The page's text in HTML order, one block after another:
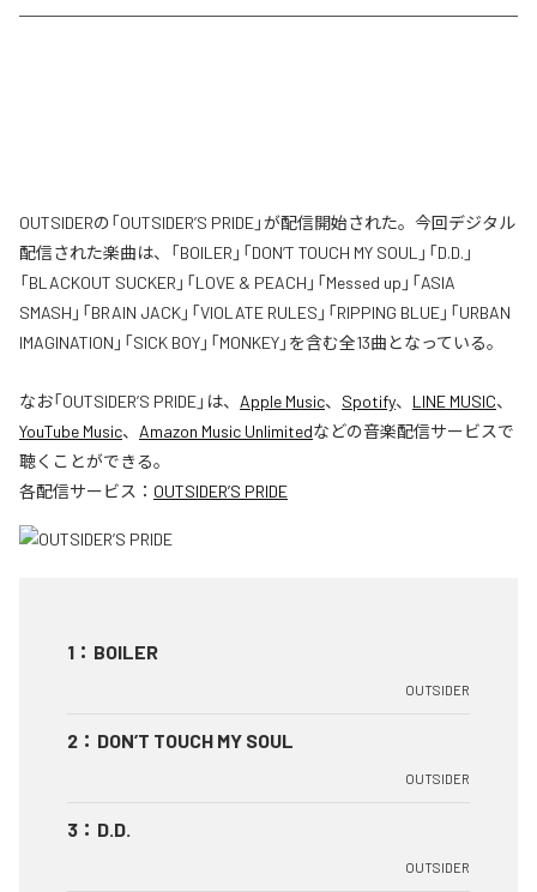
OUTSIDERの「OUTSIDER’S PRIDE」が配信開始された。今回デジタル
配信された楽曲は、「BOILER」「DON’T TOUCH MY SOUL」「D.D.」
「BLACKOUT SUCKER」「LOVE & PEACH」「Messed up」「ASIA
SMASH」「BRAIN JACK」「VIOLATE RULES」「RIPPING BLUE」「URBAN
IMAGINATION」「SICK BOY」「MONKEY」を含む全13曲となっている。
なお「OUTSIDER’S PRIDE」は、 Apple Music、 Spotify、 LINE MUSIC、
YouTube Music、 Amazon Music Unlimitedなどの音楽配信サービスで
聴くことができる。
各配信サービス： OUTSIDER’S PRIDE
1 ： BOILER
OUTSIDER
2 ： DON’T TOUCH MY SOUL
OUTSIDER
3 ： D.D.
OUTSIDER